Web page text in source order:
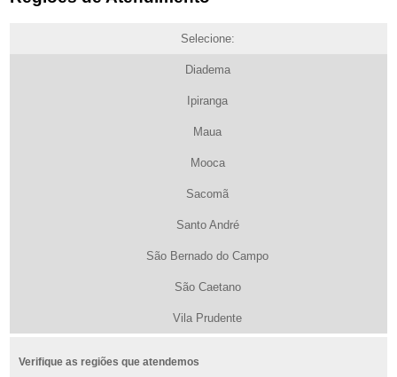
Selecione:
Diadema
Ipiranga
Maua
Mooca
Sacomã
Santo André
São Bernado do Campo
São Caetano
Vila Prudente
Verifique as regiões que atendemos